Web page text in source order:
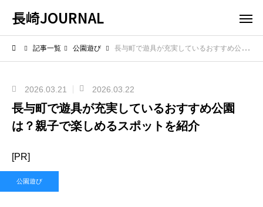
長崎JOURNAL
記事一覧 公園遊び 長与町で遊具が充実しているおすすめ公園は？親子で楽しめるスポットを紹介
2026.03.21 2026.03.22
長与町で遊具が充実しているおすすめ公園
は？親子で楽しめるスポットを紹介
[PR]
公園遊び